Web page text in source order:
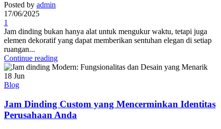
Posted by admin
17/06/2025
1
Jam dinding bukan hanya alat untuk mengukur waktu, tetapi juga
elemen dekoratif yang dapat memberikan sentuhan elegan di setiap
ruangan...
Continue reading
18 Jun
Blog
Jam Dinding Custom yang Mencerminkan Identitas
Perusahaan Anda